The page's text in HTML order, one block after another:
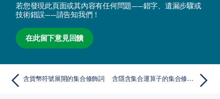
若您發現此頁面或其內容有任何問題——錯字、遺漏步驟或
技術錯誤——請告知我們！
在此留下意見回饋
含貨幣符號展開的集合修飾詞 含隱含集合運算子的集合修飾詞